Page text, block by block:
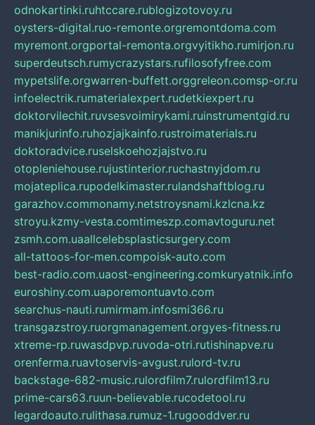
odnokartinki.ruhtccare.rublogizotovoy.ru
oysters-digital.ruo-remonte.orgremontdoma.com
myremont.orgportal-remonta.orgvyitikho.rumirjon.ru
superdeutsch.rumycrazystars.rufilosofyfree.com
mypetslife.orgwarren-buffett.orggreleon.comsp-or.ru
infoelectrik.rumaterialexpert.rudetkiexpert.ru
doktorvilechit.ruvsesvoimirykami.ruinstrumentgid.ru
manikjurinfo.ruhozjajkainfo.rustroimaterials.ru
doktoradvice.ruselskoehozjajstvo.ru
otopleniehouse.rujustinterior.ruchastnyjdom.ru
mojateplica.rupodelkimaster.rulandshaftblog.ru
garazhov.commonamy.netstroysnami.kzlcna.kz
stroyu.kzmy-vesta.comtimeszp.comavtoguru.net
zsmh.com.uaallcelebsplasticsurgery.com
all-tattoos-for-men.compoisk-auto.com
best-radio.com.uaost-engineering.comkuryatnik.info
euroshiny.com.uaporemontuavto.com
searchus-nauti.rumirmam.infosmi366.ru
transgazstroy.ruorgmanagement.orgyes-fitness.ru
xtreme-rp.ruwasdpvp.ruvoda-otri.rutishinapve.ru
orenferma.ruavtoservis-avgust.rulord-tv.ru
backstage-682-music.rulordfilm7.rulordfilm13.ru
prime-cars63.ruun-believable.rucodetool.ru
legardoauto.rulithasa.rumuz-1.rugooddver.ru